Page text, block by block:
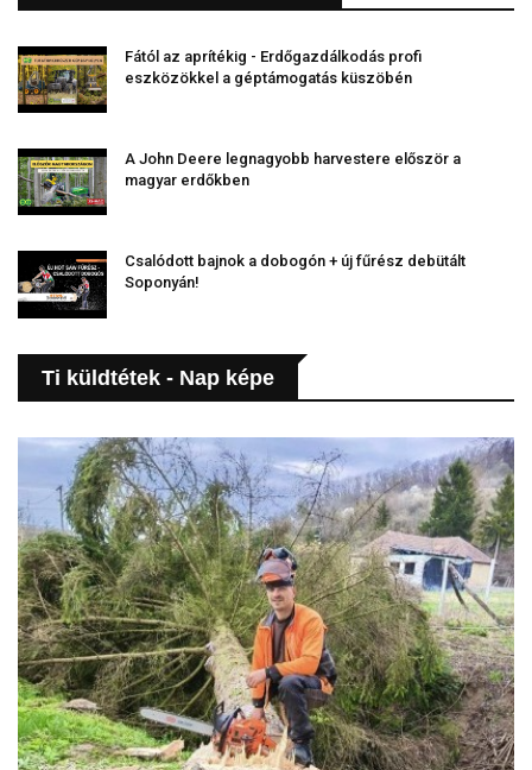
Fától az aprítékig - Erdőgazdálkodás profi
eszközökkel a géptámogatás küszöbén
A John Deere legnagyobb harvestere először a
magyar erdőkben
Csalódott bajnok a dobogón + új fűrész debütált
Soponyán!
Ti küldtétek - Nap képe